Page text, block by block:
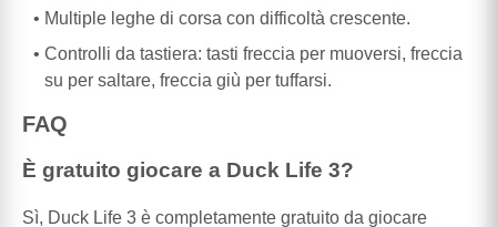
Multiple leghe di corsa con difficoltà crescente.
Controlli da tastiera: tasti freccia per muoversi, freccia
su per saltare, freccia giù per tuffarsi.
FAQ
È gratuito giocare a Duck Life 3?
Sì, Duck Life 3 è completamente gratuito da giocare